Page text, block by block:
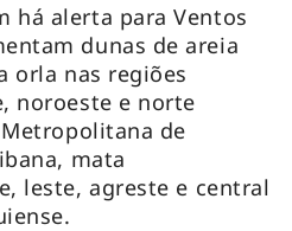
há alerta para Ventos
dunas de areia
orla nas regiões
noroeste e norte
de
mata
leste, agreste e central